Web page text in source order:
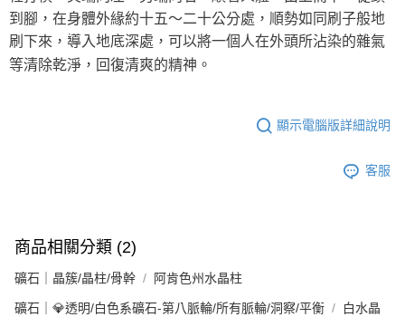
到腳，在身體外緣約十五～二十公分處，順勢如同刷子般地
刷下來，導入地底深處，可以將一個人在外頭所沾染的雜氣
等清除乾淨，回復清爽的精神。
顯示電腦版詳細說明
客服
商品相關分類 (2)
礦石｜晶簇/晶柱/骨幹 阿肯色州水晶柱
礦石｜💎透明/白色系礦石-第八脈輪/所有脈輪/洞察/平衡 白水晶